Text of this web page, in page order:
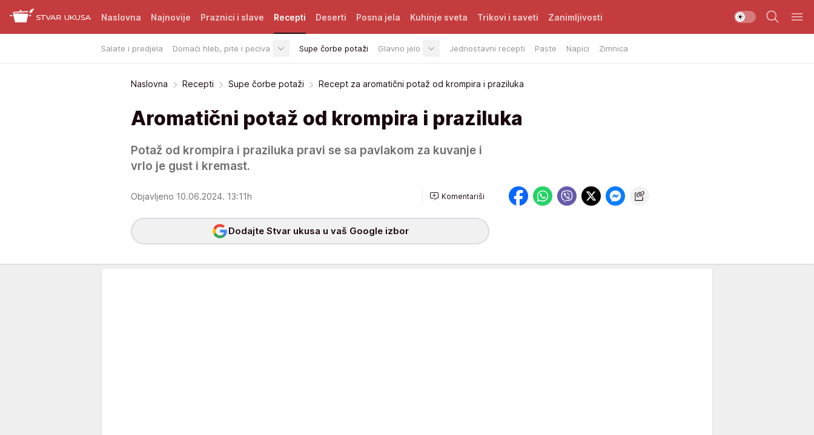
Naslovna Najnovije Praznici i slave Recepti
Salate i predjela Domaći hleb, pite i peciva Supe čorbe potaži Glavno jelo Jednostavni recepti Paste Napici Zimnica
Deserti Posna jela Kuhinje sveta Trikovi i saveti Zanimljivosti
Naslovna Recepti Supe čorbe potaži Recept za aromatični potaž od krompira i praziluka
Aromatični potaž od krompira i praziluka
Potaž od krompira i praziluka pravi se sa pavlakom za kuvanje i
vrlo je gust i kremast.
Objavljeno 10.06.2024. 13:11h Komentariši
Dodajte Stvar ukusa u vaš Google izbor